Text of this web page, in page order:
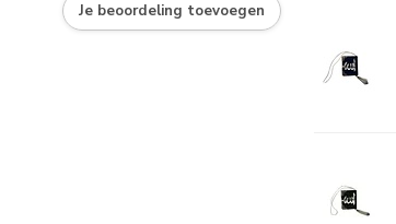
Je beoordeling toevoegen